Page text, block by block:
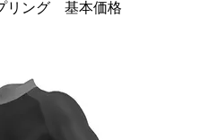
リング 基本価格